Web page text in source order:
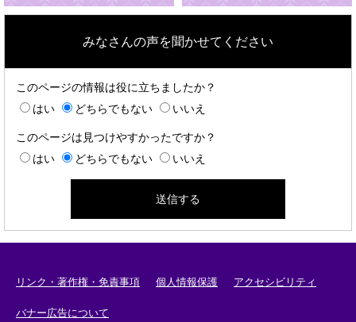
みなさんの声を聞かせてください
このページの情報は役に立ちましたか？
はい
どちらでもない いいえ
このページは見つけやすかったですか？
はい
どちらでもない いいえ
リンク・著作権・免責事項 個人情報保護 アクセシビリティ
バナー広告について